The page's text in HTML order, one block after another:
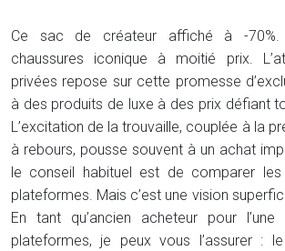
Ce sac de créateur affiché à -
chaussures iconique à moitié prix.
privées repose sur cette promesse
à des produits de luxe à des prix défiant
L’excitation de la trouvaille, couplée à la
à rebours, pousse souvent à un achat
le conseil habituel est de comparer les
plateformes. Mais c’est une vision
En tant qu’ancien acheteur pour
plateformes, je peux vous l’assurer :